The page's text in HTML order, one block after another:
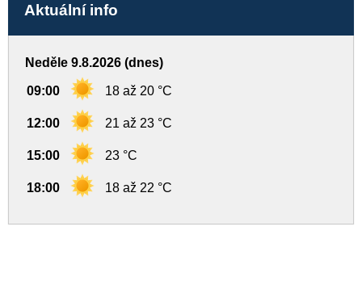
Aktuální info
Neděle 9.8.2026 (dnes)
09:00 18 až 20 °C
12:00 21 až 23 °C
15:00 23 °C
18:00 18 až 22 °C